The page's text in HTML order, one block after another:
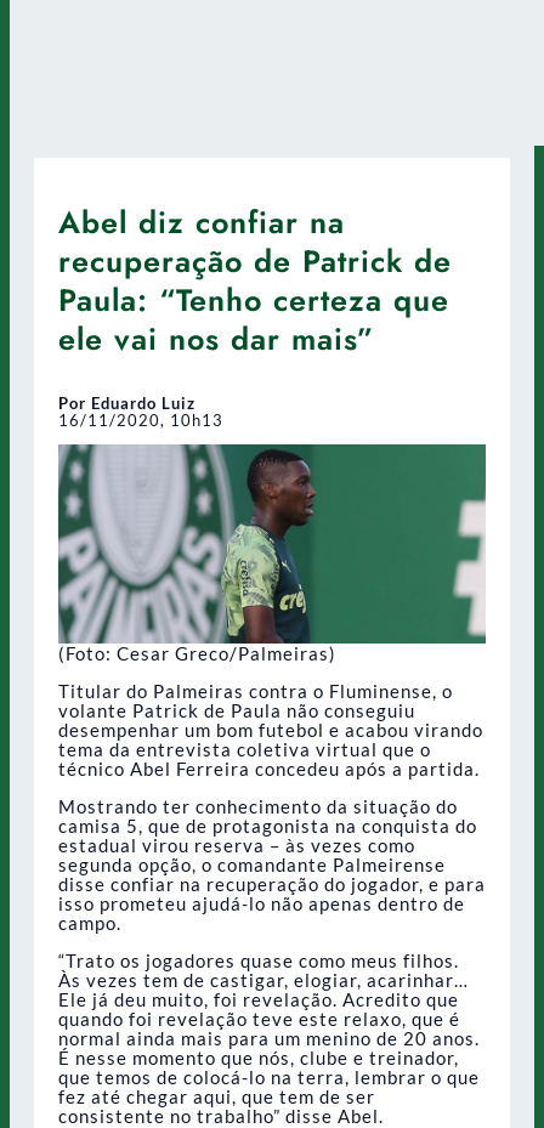
Abel diz confiar na
recuperação de Patrick de
Paula: “Tenho certeza que
ele vai nos dar mais”
Por Eduardo Luiz
16/11/2020, 10h13
(Foto: Cesar Greco/Palmeiras)
Titular do Palmeiras contra o Fluminense, o
volante Patrick de Paula não conseguiu
desempenhar um bom futebol e acabou virando
tema da entrevista coletiva virtual que o
técnico Abel Ferreira concedeu após a partida.
Mostrando ter conhecimento da situação do
camisa 5, que de protagonista na conquista do
estadual virou reserva – às vezes como
segunda opção, o comandante Palmeirense
disse confiar na recuperação do jogador, e para
isso prometeu ajudá-lo não apenas dentro de
campo.
“Trato os jogadores quase como meus filhos.
Às vezes tem de castigar, elogiar, acarinhar…
Ele já deu muito, foi revelação. Acredito que
quando foi revelação teve este relaxo, que é
normal ainda mais para um menino de 20 anos.
É nesse momento que nós, clube e treinador,
que temos de colocá-lo na terra, lembrar o que
fez até chegar aqui, que tem de ser
consistente no trabalho” disse Abel.